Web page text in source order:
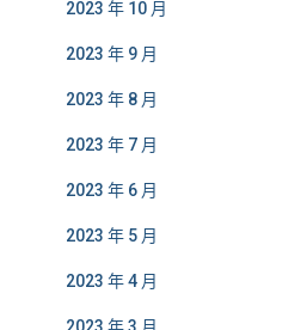
2023 年 10 月
2023 年 9 月
2023 年 8 月
2023 年 7 月
2023 年 6 月
2023 年 5 月
2023 年 4 月